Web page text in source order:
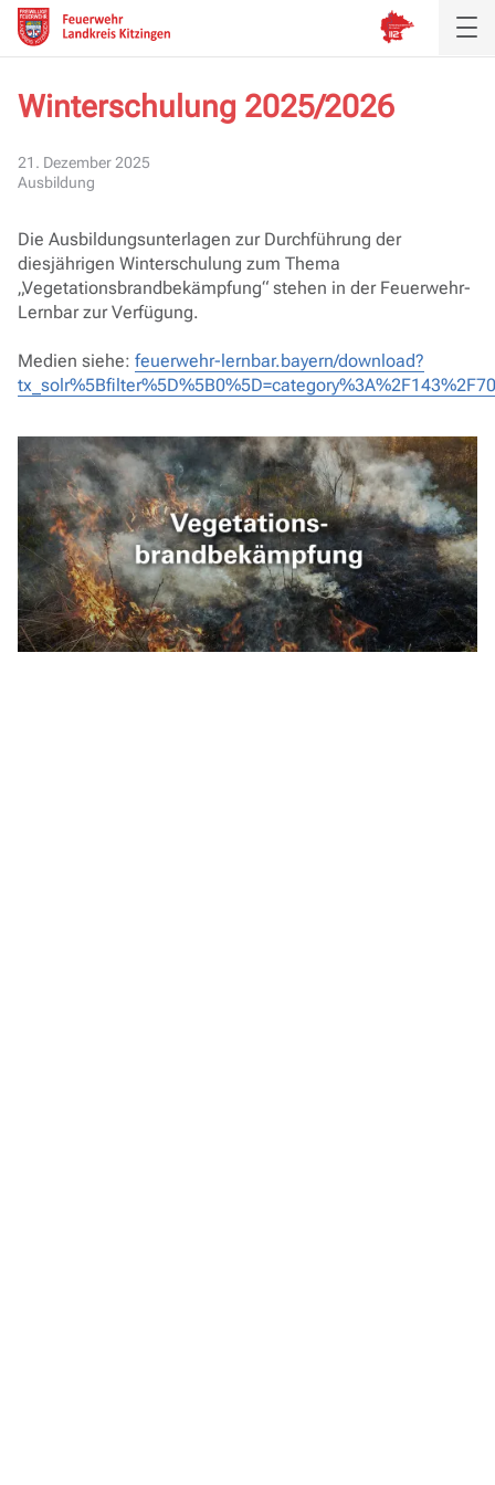
Winterschulung 2025/2026
21. Dezember 2025
Ausbildung
Die Ausbildungsunterlagen zur Durchführung der
diesjährigen Winterschulung zum Thema
„Vegetationsbrandbekämpfung“ stehen in der Feuerwehr-
Lernbar zur Verfügung.
Medien siehe: feuerwehr-lernbar.bayern/download?
Verband
Service